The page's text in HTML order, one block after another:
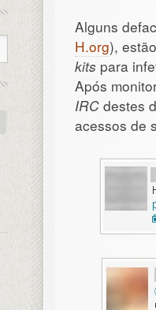
Alguns
H.org),
kits para
Após
IRC destes
acessos de